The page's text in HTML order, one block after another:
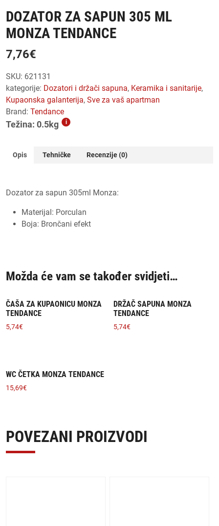
DOZATOR ZA SAPUN 305 ML
MONZA TENDANCE
7,76€
SKU: 621131
kategorije:
dozatori i držači sapuna, keramika i sanitarije,
kupaonska galanterija,
sve za vaš apartman
Brand: Tendance
Težina: 0.5kg i
Opis Tehničke Recenzije (0)
Dozator za sapun 305ml Monza:
Materijal: Porculan
Boja: Brončani efekt
Možda će vam se također svidjeti…
ČAŠA ZA KUPAONICU MONZA
TENDANCE
5,74€
DRŽAČ SAPUNA MONZA
TENDANCE
5,74€
WC ČETKA MONZA TENDANCE
15,69€
POVEZANI PROIZVODI